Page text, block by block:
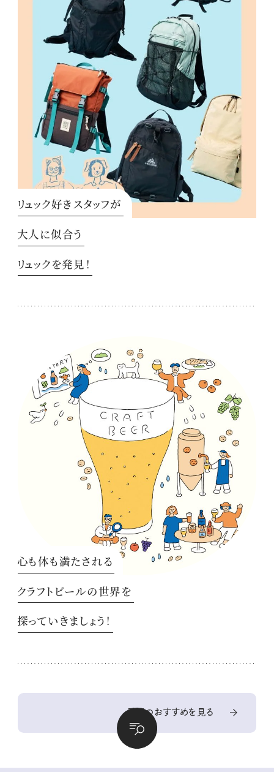
リュック好きスタッフが
大人に似合う
リュックを発見！
心も体も満たされる
クラフトビールの世界を
探っていきましょう！
季節のおすすめを見る